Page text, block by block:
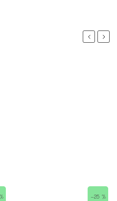
Previous
–25 %
Next